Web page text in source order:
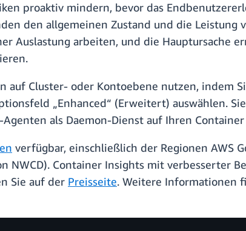
proaktiv mindern, bevor das
den allgemeinen Zustand und die Leistung
Auslastung arbeiten, und die Hauptursache
Cluster- oder Kontoebene nutzen, indem
„Enhanced“ (Erweitert) auswählen.
als Daemon-Dienst auf Ihren
verfügbar, einschließlich der Regionen AWS
Container Insights mit verbesserter
Sie auf der Preisseite. Weitere Informationen